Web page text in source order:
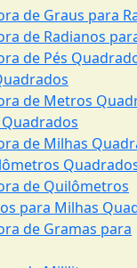
de Graus para
de Radianos
de Pés
de Metros
de Milhas
de Quilômetros
para Milhas
de Gramas para